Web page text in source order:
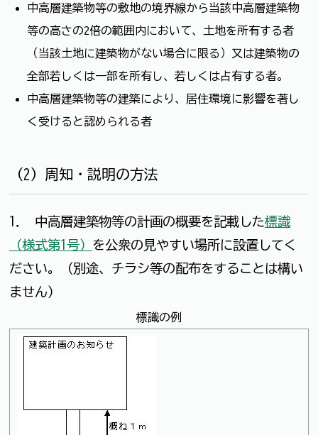
中高層建築物等の敷地の境界線から当該中高層建築物
等の高さの2倍の範囲内において、土地を所有する者
（当該土地に建築物がない場合に限る）又は建築物の
全部若しくは一部を所有し、若しくは占有する者。
中高層建築物等の建築により、居住環境に影響を著し
く受けると認められる者
（2）周知・説明の方法
1． 中高層建築物等の計画の概要を記載した標識
（様式第1号） を公衆の見やすい場所に設置してく
ださい。（別途、チラシ等の配布をすることは構い
ません）
標識の例